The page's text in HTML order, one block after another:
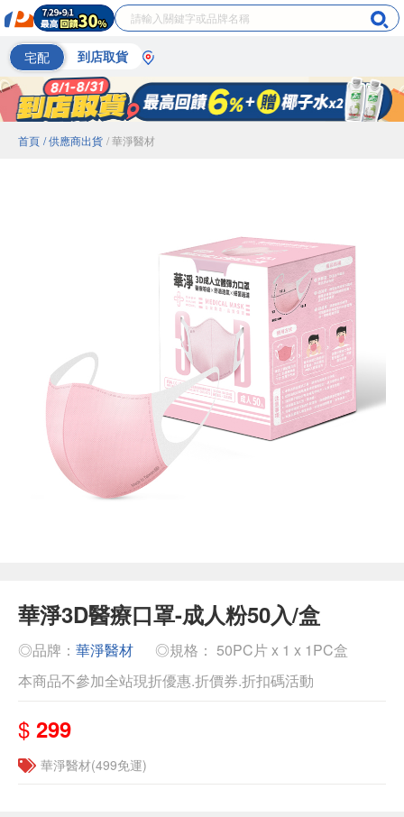
宅配 到店取貨
首頁 / 供應商出貨 / 華淨醫材
華淨3D醫療口罩-成人粉50入/盒
◎品牌： 華淨醫材
◎規格： 50PC片 x 1 x 1PC盒
本商品不參加全站現折優惠.折價券.折扣碼活動
$ 299
華淨醫材(499免運)